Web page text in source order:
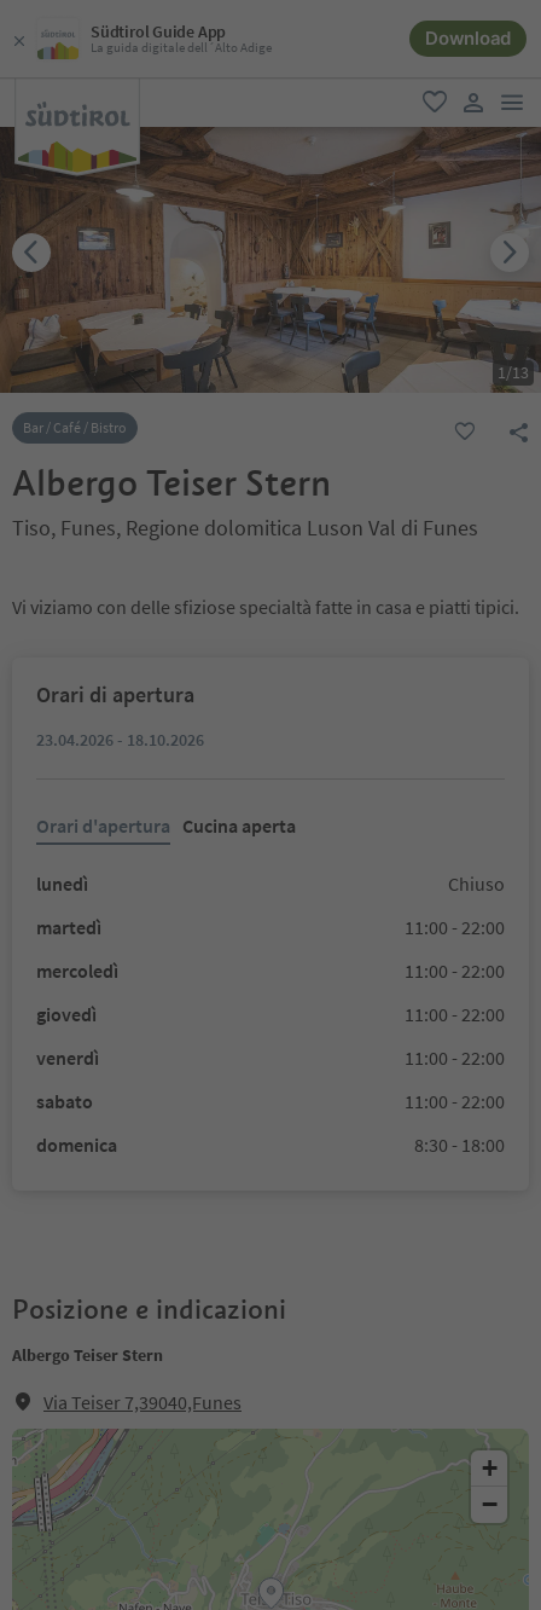
Südtirol Guide App
La guida digitale dell´Alto Adige Download
favoriti
user link
1/13
Bar / Café / Bistro
Albergo Teiser Stern
Tiso, Funes, Regione dolomitica Luson Val di Funes
Vi viziamo con delle sfiziose specialtà fatte in casa e piatti tipici.
Orari di apertura
23.04.2026 - 18.10.2026
Orari d'apertura Cucina aperta
lunedì
Chiuso
martedì
11:00 - 22:00
mercoledì
11:00 - 22:00
giovedì
11:00 - 22:00
venerdì
11:00 - 22:00
sabato
11:00 - 22:00
domenica
8:30 - 18:00
Posizione e indicazioni
Albergo Teiser Stern
Via Teiser 7,39040,Funes
+
−